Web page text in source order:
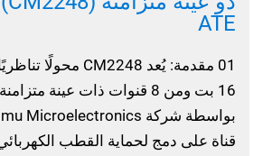
ATE
16 بت ومن 8 قنوات ذات عينة
قناة على دمج لحماية القطب